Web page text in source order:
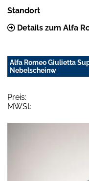
Standort
Details zum Alfa
Alfa Romeo Giulietta
Nebelscheinw
Preis:
MWSt: